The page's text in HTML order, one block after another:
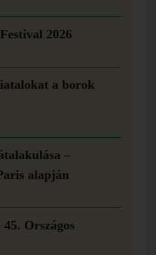
2026
a borok
–
alapján
Országos